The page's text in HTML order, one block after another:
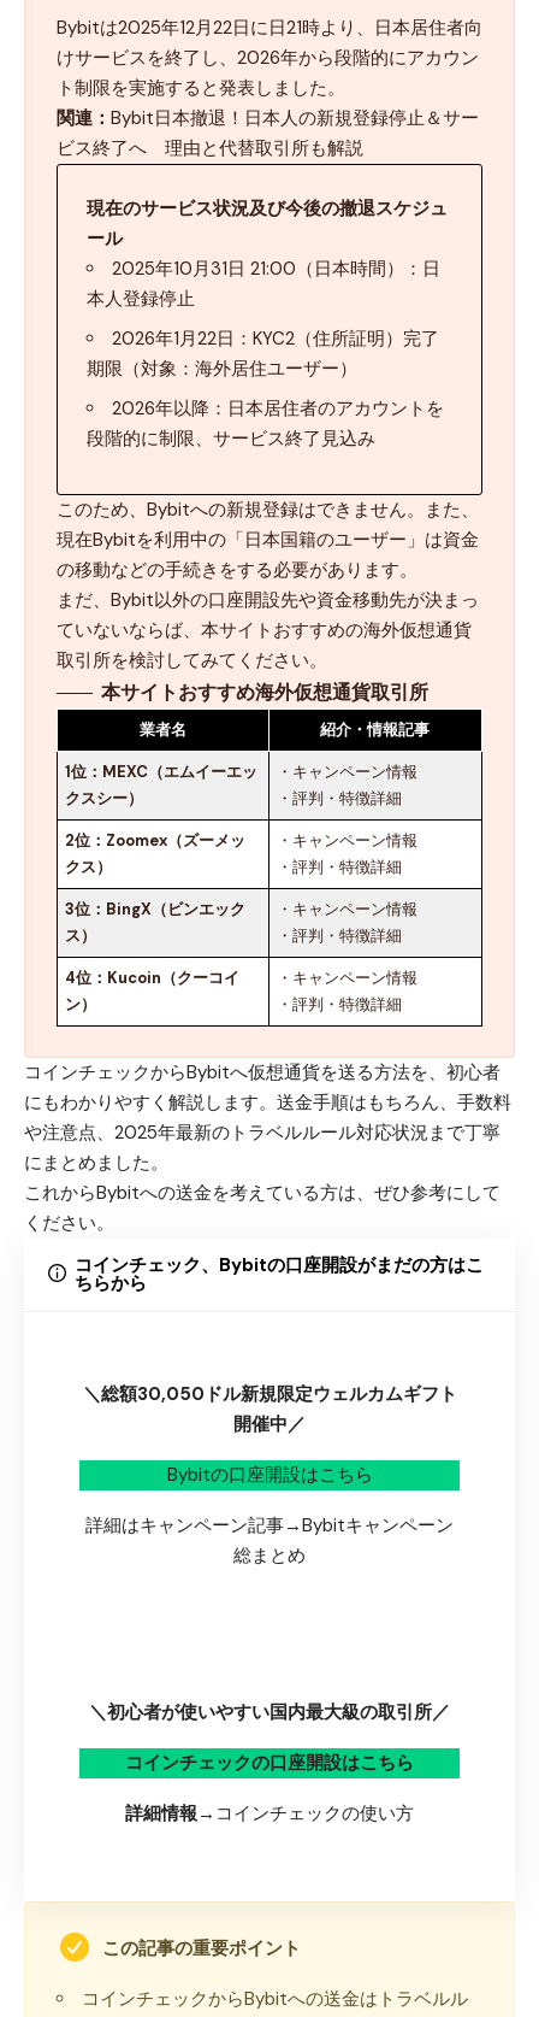
Bybitは2025年12月22日に日21時より、日本居住者向
けサービスを終了し、2026年から段階的にアカウン
ト制限を実施すると発表しました。
関連： Bybit日本撤退！日本人の新規登録停止＆サー
ビス終了へ 理由と代替取引所も解説
現在のサービス状況及び今後の撤退スケジュ
ール
2025年10月31日 21:00（日本時間）：日
本人登録停止
2026年1月22日：KYC2（住所証明）完了
期限（対象：海外居住ユーザー）
2026年以降：日本居住者のアカウントを
段階的に制限、サービス終了見込み
このため、Bybitへの新規登録はできません。また、
現在Bybitを利用中の「日本国籍のユーザー」は資金
の移動などの手続きをする必要があります。
まだ、Bybit以外の口座開設先や資金移動先が決まっ
ていないならば、本サイトおすすめの海外仮想通貨
取引所を検討してみてください。
本サイトおすすめ海外仮想通貨取引所
業者名 紹介・情報記事
1位： MEXC（エムイーエッ
クスシー）
・ キャンペーン情報
・評判・特徴詳細
2位： Zoomex（ズーメッ
クス）
・ キャンペーン情報
・評判・特徴詳細
3位： BingX（ビンエック
ス）
・ キャンペーン情報
・評判・特徴詳細
4位： Kucoin（クーコイ
ン）
・ キャンペーン情報
・評判・特徴詳細
コインチェックからBybitへ仮想通貨を送る方法を、初心者
にもわかりやすく解説します。送金手順はもちろん、手数料
や注意点、2025年最新のトラベルルール対応状況まで丁寧
にまとめました。
これからBybitへの送金を考えている方は、ぜひ参考にして
ください。
コインチェック、Bybitの口座開設がまだの方はこ
ちらから
＼総額30,050ドル新規限定ウェルカムギフト
開催中／
Bybitの口座開設はこちら
詳細はキャンペーン記事→Bybitキャンペーン
総まとめ
＼初心者が使いやすい国内最大級の取引所／
コインチェックの口座開設はこちら
詳細情報→ コインチェックの使い方
この記事の重要ポイント
コインチェックからBybitへの送金はトラベルル